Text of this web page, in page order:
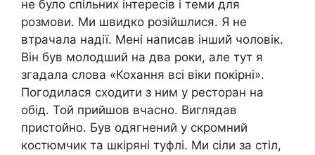
не було спільних інтересів і теми для
розмови. Ми швидко розійшлися. Я не
втрачала надії. Мені написав інший чоловік.
Він був молодший на два роки, але тут я
згадала слова «Кохання всі віки покірні».
Погодилася сходити з ним у ресторан на
обід. Той прийшов вчасно. Виглядав
пристойно. Був одягнений у скромний
костюмчик та шкіряні туфлі. Ми сіли за стіл,